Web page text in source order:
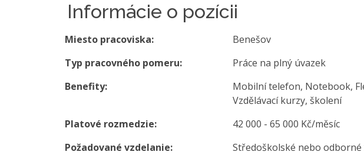
Informácie o pozícii
Miesto pracoviska:
Benešov
Typ pracovného pomeru:
Práce na plný úvazek
Benefity:
Mobilní telefon, Notebook,
Vzdělávací kurzy, školení
Platové rozmedzie:
42 000 - 65 000 Kč/měsíc
Požadované vzdelanie:
Středoškolské nebo